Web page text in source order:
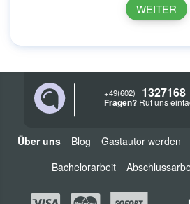
WEITER
+49(602) 1327168
Fragen? Ruf uns
Über uns Blog Gastautor werden
Bachelorarbeit